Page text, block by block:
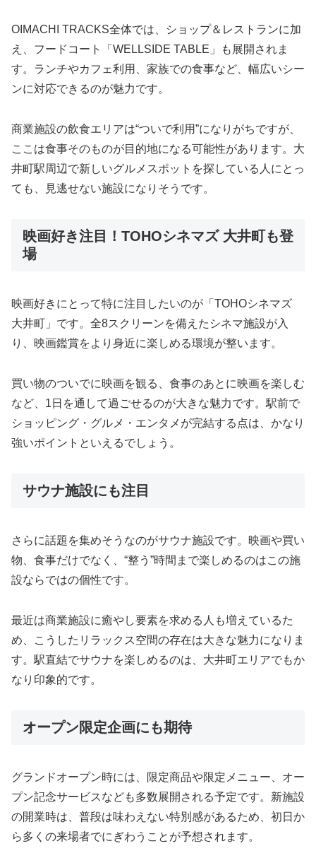
OIMACHI TRACKS全体では、 ショップ＆ レストランに加
え、 フード コート「 WELLSIDE TABLE」 も 展開 さ れま
す。 ランチやカフェ利用、 家族での食事など、 幅広いシー
ンに対応できるのが魅力です。
商業施設の飲食エリアは“ついで利用”になり がちですが、
ここ は食事そのものが目的地になる可能性があり ます。 大
井町駅周辺 で新しいグルメ スポット を探 している 人 に とっ
ても、
見逃せない施設になり そう です。
映画好き注目！TOHOシネマズ 大井町も登
場
映画好き にとって特に注目 したいのが「 TOHOシネマズ
大井町」 です。 全8スクリーンを備え た シネマ施設が入
り、 映画鑑賞をより 身近に楽しめる環境が整い ます。
買い物のついでに映画を観る、 食事のあと に映画を楽しむ
など、1 日 を通して過ごせるのが大きな魅力です。 駅前で
ショッピング・ グルメ・ エンタメ が完結する 点は、 かなり
強いポイント と いえるでしょう。
サウナ施設にも注目
さらに話題 を集めそう なのがサウナ施設です。 映画や買い
物、 食事だけでなく、“整う”時間 まで楽しめるのはこの施
設ならではの個性です。
最近は商業施設に癒やし要素を求める 人 も増え ているた
め、
こうした リラックス空間の存在は大きな魅力になり ま
す。 駅直結でサウナを楽しめるのは、 大井町エリアでもか
なり 印象的です。
オープン限定企画にも期待
グランドオープン時には、 限定商品や限定 メニュー、 オー
プン記念サービスなども多数展開 さ れる予定です。 新施設
の開業時は、 普段は味わ え ない特別 感があるため、 初日 か
ら多く の来場者でにぎわう こと が予想さ れます。